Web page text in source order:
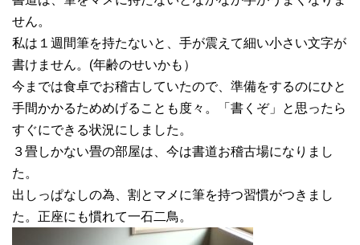
せん。
私は１週間筆を持たないと、手が震えて細い小さい文字が
書けません。(年齢のせいかも）
今までは食卓でお稽古していたので、準備をするのにひと
手間かかるためめげることも度々。「書くぞ」と思ったら
すぐにできる状況にしました。
３畳しかない畳の部屋は、今は書道お稽古場になりまし
た。
出しっぱなしの為、割とマメに筆を持つ習慣がつきまし
た。正座にも慣れて一石二鳥。